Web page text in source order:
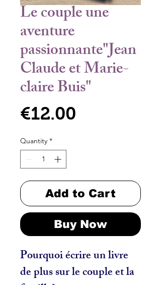
Le couple une
aventure
passionnante"Jean
Claude et Marie-
claire Buis"
€12.00
Quantity *
Add to Cart
Buy Now
Pourquoi écrire un livre
de plus sur le couple et la